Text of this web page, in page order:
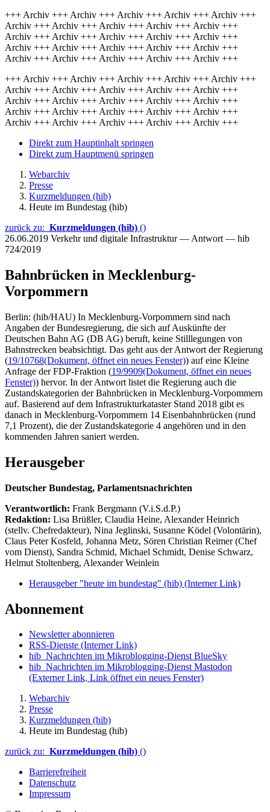
+++ Archiv +++ Archiv +++ Archiv +++ Archiv +++ Archiv +++
Archiv +++ Archiv +++ Archiv +++ Archiv +++ Archiv +++
Archiv +++ Archiv +++ Archiv +++ Archiv +++ Archiv +++
Archiv +++ Archiv +++ Archiv +++ Archiv +++ Archiv +++
Archiv +++ Archiv +++ Archiv +++ Archiv +++ Archiv +++
+++ Archiv +++ Archiv +++ Archiv +++ Archiv +++ Archiv +++
Archiv +++ Archiv +++ Archiv +++ Archiv +++ Archiv +++
Archiv +++ Archiv +++ Archiv +++ Archiv +++ Archiv +++
Archiv +++ Archiv +++ Archiv +++ Archiv +++ Archiv +++
Archiv +++ Archiv +++ Archiv +++ Archiv +++ Archiv +++
Direkt zum Hauptinhalt springen
Direkt zum Hauptmenü springen
Webarchiv
Presse
Kurzmeldungen (hib)
Heute im Bundestag (hib)
zurück zu: Kurzmeldungen (hib) ()
26.06.2019 Verkehr und digitale Infrastruktur — Antwort — hib
724/2019
Bahnbrücken in Mecklenburg-
Vorpommern
Berlin: (hib/HAU) In Mecklenburg-Vorpommern sind nach
Angaben der Bundesregierung, die sich auf Auskünfte der
Deutschen Bahn AG (DB AG) beruft, keine Stilllegungen von
Bahnstrecken beabsichtigt. Das geht aus der Antwort der Regierung
(19/10768(Dokument, öffnet ein neues Fenster)) auf eine Kleine
Anfrage der FDP-Fraktion (19/9909(Dokument, öffnet ein neues
Fenster)) hervor. In der Antwort listet die Regierung auch die
Zustandskategorien der Bahnbrücken in Mecklenburg-Vorpommern
auf. Basierend auf dem Infrastrukturkataster Stand 2018 gibt es
danach in Mecklenburg-Vorpommern 14 Eisenbahnbrücken (rund
7,1 Prozent), die der Zustandskategorie 4 angehören und in den
kommenden Jahren saniert werden.
Herausgeber
Deutscher Bundestag, Parlamentsnachrichten
Verantwortlich: Frank Bergmann (V.i.S.d.P.)
Redaktion: Lisa Brüßler, Claudia Heine, Alexander Heinrich
(stellv. Chefredakteur), Nina Jeglinski, Susanne Ködel (Volontärin),
Claus Peter Kosfeld, Johanna Metz, Sören Christian Reimer (Chef
vom Dienst), Sandra Schmid, Michael Schmidt, Denise Schwarz,
Helmut Stoltenberg, Alexander Weinlein
Herausgeber "heute im bundestag" (hib) (Interner Link)
Abonnement
Newsletter abonnieren
RSS-Dienste (Interner Link)
hib_Nachrichten im Mikroblogging-Dienst BlueSky
hib_Nachrichten im Mikroblogging-Dienst Mastodon
(Externer Link, Link öffnet ein neues Fenster)
Webarchiv
Presse
Kurzmeldungen (hib)
Heute im Bundestag (hib)
zurück zu: Kurzmeldungen (hib) ()
Barrierefreiheit
Datenschutz
Impressum